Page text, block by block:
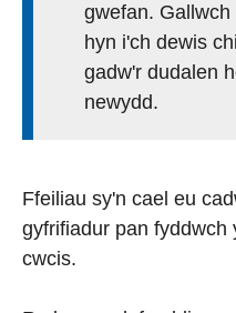
gwefan.
hyn i'ch dewis
gadw'r dudalen
newydd.
Ffeiliau sy'n cael eu
gyfrifiadur pan fyddwch
cwcis.